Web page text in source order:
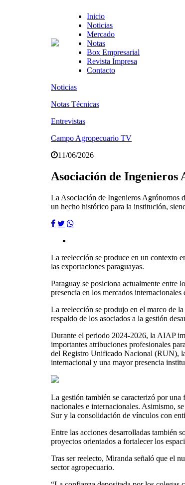
Inicio
Noticias
Mercado
Notas
Box Empresarial
Revista Impresa
Contacto
Noticias
Notas Técnicas
Entrevistas
Campo Agropecuario TV
11/06/2026
Asociación de Ingenieros
La Asociación de Ingenieros Agrónomos
un hecho histórico para la institución,
La reelección se produce en un contexto
las exportaciones paraguayas.
Paraguay se posiciona actualmente entre
presencia en los mercados
La reelección se produjo en el marco de
respaldo de los asociados a la gestión
Durante el periodo 2024-2026, la AIAP
importantes atribuciones profesionales
del Registro Unificado Nacional (RUN),
internacional y una mayor presencia
La gestión también se caracterizó por
nacionales e internacionales. Asimismo,
Sur y la consolidación de vínculos con
Entre las acciones desarrolladas también
proyectos orientados a fortalecer los
Tras ser reelecto, Miranda señaló que el
sector agropecuario.